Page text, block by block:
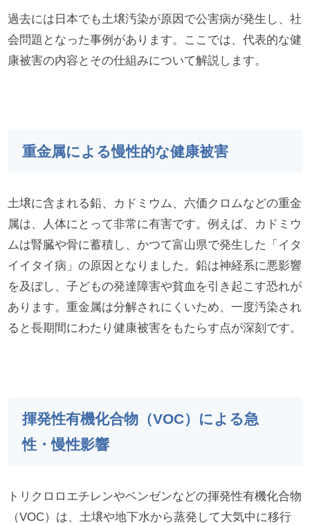
過去には日本でも土壌汚染が原因で公害病が発生し、社
会問題となった事例があります。ここでは、代表的な健
康被害の内容とその仕組みについて解説します。
重金属による慢性的な健康被害
土壌に含まれる鉛、カドミウム、六価クロムなどの重金
属は、人体にとって非常に有害です。例えば、カドミウ
ムは腎臓や骨に蓄積し、かつて富山県で発生した「イタ
イイタイ病」の原因となりました。鉛は神経系に悪影響
を及ぼし、子どもの発達障害や貧血を引き起こす恐れが
あります。重金属は分解されにくいため、一度汚染され
ると長期間にわたり健康被害をもたらす点が深刻です。
揮発性有機化合物（VOC）による急
性・慢性影響
トリクロロエチレンやベンゼンなどの揮発性有機化合物
（VOC）は、土壌や地下水から蒸発して大気中に移行